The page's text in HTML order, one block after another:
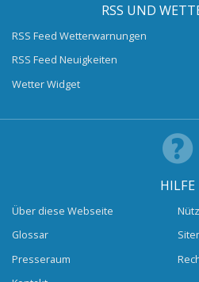
RSS UND
RSS Feed Wetterwarnungen
RSS Feed Neuigkeiten
Wetter Widget
HILFE
Über diese Webseite
Glossar
Presseraum